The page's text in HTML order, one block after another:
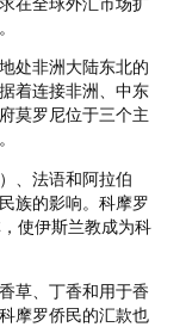
处非洲大陆东北的
着连接非洲、中东
莫罗尼位于三个主
、法语和阿拉伯
族的影响。科摩罗
使伊斯兰教成为科
草、丁香和用于香
摩罗侨民的汇款也